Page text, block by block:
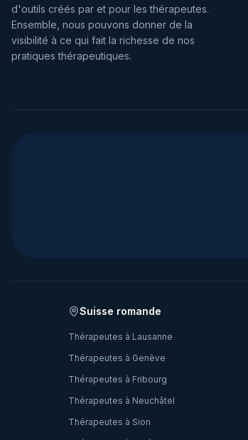
d'outils créés par et pour les thérapeutes.
Ensemble, nous pouvons donner de la
visibilité à ce qui fait la richesse de nos
pratiques thérapeutiques.
Suisse romande
Thérapeutes à Lausanne
Thérapeutes à Genève
Thérapeutes à Fribourg
Thérapeutes à Neuchâtel
Thérapeutes à Sion